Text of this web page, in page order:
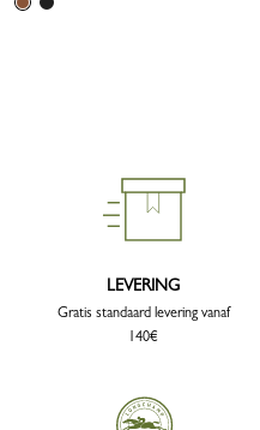
LEVERING
Gratis standaard levering vanaf
140€